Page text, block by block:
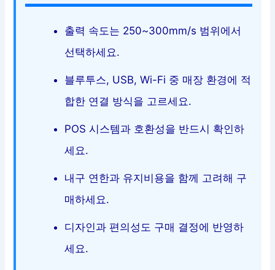
출력 속도는 250~300mm/s 범위에서
선택하세요.
블루투스, USB, Wi-Fi 중 매장 환경에 적
합한 연결 방식을 고르세요.
POS 시스템과 호환성을 반드시 확인하
세요.
내구 연한과 유지비용을 함께 고려해 구
매하세요.
디자인과 편의성도 구매 결정에 반영하
세요.